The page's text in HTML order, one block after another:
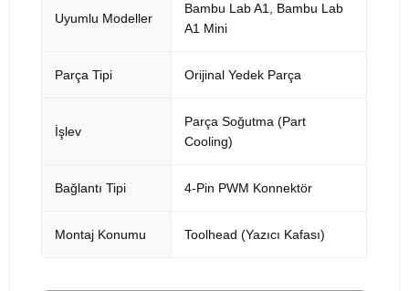
Uyumlu Modeller
Bambu Lab A1, Bambu Lab
A1 Mini
Parça Tipi Orijinal Yedek Parça
İşlev
Parça Soğutma (Part
Cooling)
Bağlantı Tipi 4-Pin PWM Konnektör
Montaj Konumu Toolhead (Yazıcı Kafası)